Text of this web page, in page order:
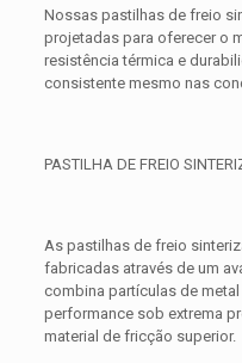
Nossas pastilhas de freio
projetadas para oferecer o
resistência térmica e
consistente mesmo nas
PASTILHA DE FREIO
As pastilhas de freio
fabricadas através de um
combina partículas de
performance sob extrema
material de fricção superior.